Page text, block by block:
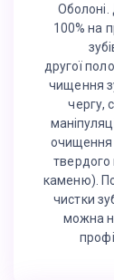
100% на
другої
чищення
чергу,
очищення
твердого
каменю).
чистки
можна